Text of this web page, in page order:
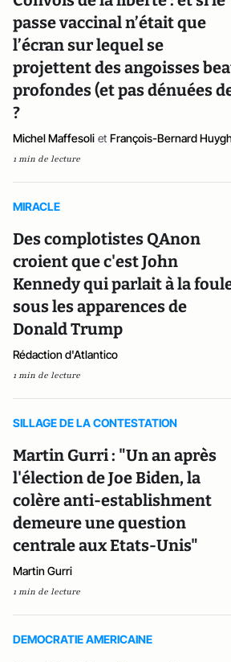
passe vaccinal n’était que
l’écran sur lequel se
projettent des angoisses
profondes (et pas dénuées
?
Michel Maffesoli et François-Bernard
1 min de lecture
MIRACLE
Des complotistes QAnon
croient que c'est John
Kennedy qui parlait à la
sous les apparences de
Donald Trump
Rédaction d'Atlantico
1 min de lecture
SILLAGE DE LA CONTESTATION
Martin Gurri : "Un an après
l'élection de Joe Biden, la
colère anti-establishment
demeure une question
centrale aux Etats-Unis"
Martin Gurri
1 min de lecture
DEMOCRATIE AMERICAINE